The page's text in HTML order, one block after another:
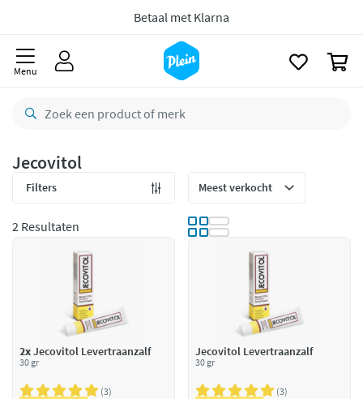
Gratisretourneren
8,8/10
Menu
Jecovitol
Filters
2 Resultaten
2xJecovitol Levertraanzalf
30 gr
3
Jecovitol Levertraanzalf
30 gr
3